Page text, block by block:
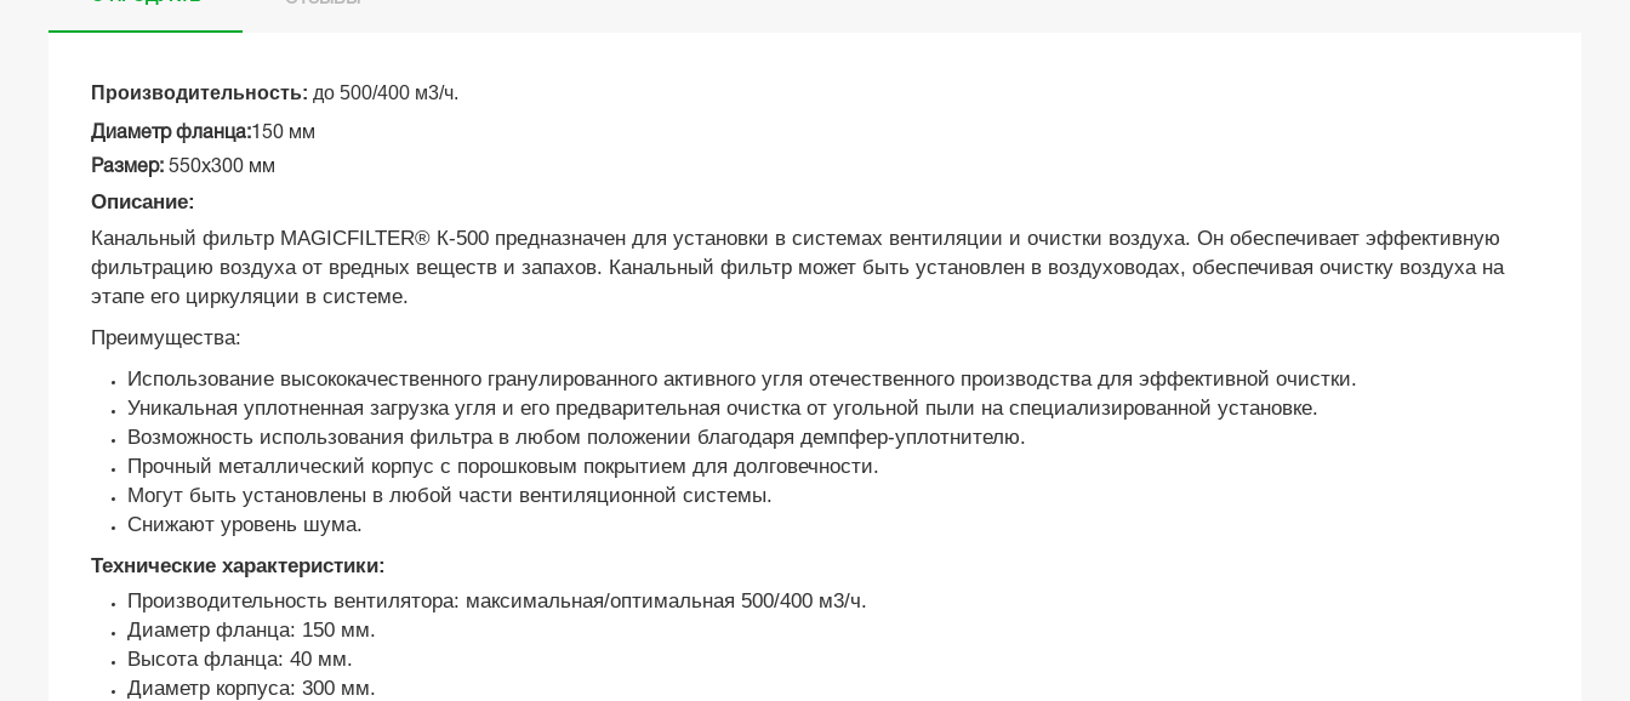
Производительность: до 500/400 м3/ч.
Диаметр фланца: 150 мм
Размер: 550х300 мм
Описание:
Канальный фильтр MAGICFILTER® К-500 предназначен для установки в системах вентиляции и очистки воздуха. Он обеспечивает эффективную
фильтрацию воздуха от вредных веществ и запахов. Канальный фильтр может быть установлен в воздуховодах, обеспечивая очистку воздуха на
этапе его циркуляции в системе.
Преимущества:
Использование высококачественного гранулированного активного угля отечественного производства для эффективной очистки.
Уникальная уплотненная загрузка угля и его предварительная очистка от угольной пыли на специализированной установке.
Возможность использования фильтра в любом положении благодаря демпфер-уплотнителю.
Прочный металлический корпус с порошковым покрытием для долговечности.
Могут быть установлены в любой части вентиляционной системы.
Снижают уровень шума.
Технические характеристики:
Производительность вентилятора: максимальная/оптимальная 500/400 м3/ч.
Диаметр фланца: 150 мм.
Высота фланца: 40 мм.
Диаметр корпуса: 300 мм.